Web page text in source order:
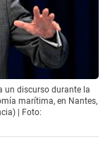
un discurso durante la
marítima, en Nantes,
| Foto: